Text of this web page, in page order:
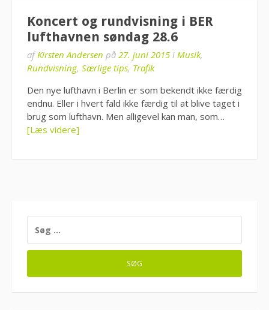
Koncert og rundvisning i BER
lufthavnen søndag 28.6
afKirsten Andersen på 27. juni 2015 i Musik,
Rundvisning, Særlige tips, Trafik
Den nye lufthavn i Berlin er som bekendt ikke færdig
endnu. Eller i hvert fald ikke færdig til at blive taget i
brug som lufthavn. Men alligevel kan man, som…
[Læs videre]
EFTER: